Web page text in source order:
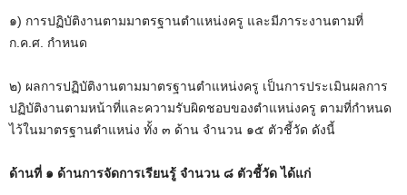
๑) การปฏิบัติงานตามมาตรฐานตำแหน่งครู และมีภาระงานตามที่
ก.ค.ศ. กำหนด
๒) ผลการปฏิบัติงานตามมาตรฐานตำแหน่งครู เป็นการประเมินผลการ
ปฏิบัติงานตามหน้าที่และความรับผิดชอบของตำแหน่งครู ตามที่กำหนด
ไว้ในมาตรฐานตำแหน่ง ทั้ง ๓ ด้าน จำนวน ๑๕ ตัวชี้วัด ดังนี้
ด้านที่ ๑ ด้านการจัดการเรียนรู้ จำนวน ๘ ตัวชี้วัด ได้แก่